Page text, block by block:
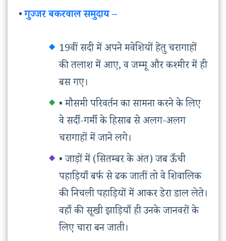
•गुज्जर बकरवाल समुदाय –
19वीं सदी में अपने मवेशियों हेतु चरागाहों
की तलाश में आए, व जम्मू और कश्मीर में ही
बस गए।
• मौसमी परिवर्तन का सामना करने के लिए
वे सर्दी-गर्मी के हिसाब से अलग-अलग
चरागाहों में जाने लगे।
• जाड़ों में (सितम्बर के अंत) जब ऊँची
पहाड़ियाँ बर्फ से ढक जातीं तो वे शिवालिक
की निचली पहाड़ियों में आकर डेरा डाल लेते।
वहाँ की सूखी झाड़ियाँ ही उनके जानवरों के
लिए चारा बन जाती।